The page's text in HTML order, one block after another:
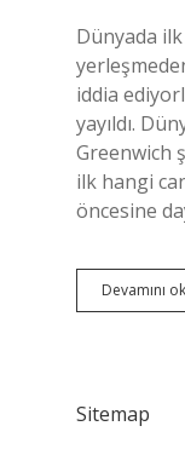
Dünyada ilk
iddia
yayıldı.
Greenwich
ilk hangi
öncesine
Devamını
Sitemap